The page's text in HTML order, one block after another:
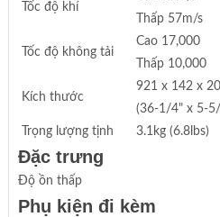
Tốc độ khí
Thấp 57m/s
Tốc độ không tải
Cao 17,000
Thấp 10,000
Kích thước
921 x 142 x
(36-1/4" x 5-
Trọng lượng tịnh
3.1kg (6.8lbs)
Đặc trưng
Độ ồn thấp
Phụ kiện đi kèm